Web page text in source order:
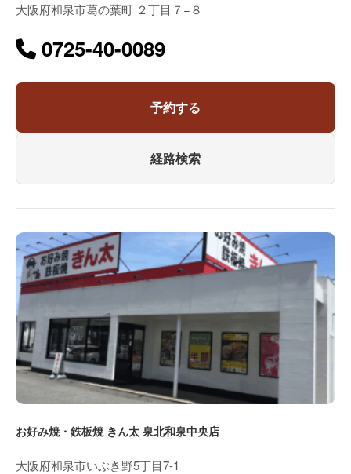
大阪府和泉市葛の葉町 ２丁目７−８
0725-40-0089
予約する
経路検索
お好み焼・鉄板焼 きん太 泉北和泉中央店
大阪府和泉市いぶき野5丁目7-1